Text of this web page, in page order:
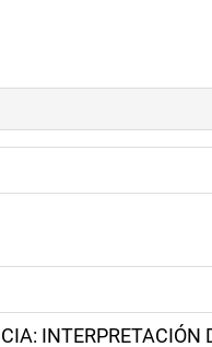
INTERPRETACIÓN